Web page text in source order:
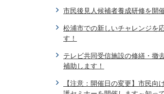
市民後見人候補者養成研修を開
松浦市での新しいチャレンジを
す！
テレビ共同受信施設の修繕・撤
補助します！
【注意：開催日の変更】市民向